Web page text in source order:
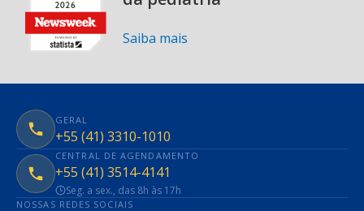
Saiba mais
GERAL
+55 (41) 3310-1010
CENTRAL DE AGENDAMENTO
+55 (41) 3514-4141
Seg. a sex., das 8h às 17h
NOSSAS REDES SOCIAIS